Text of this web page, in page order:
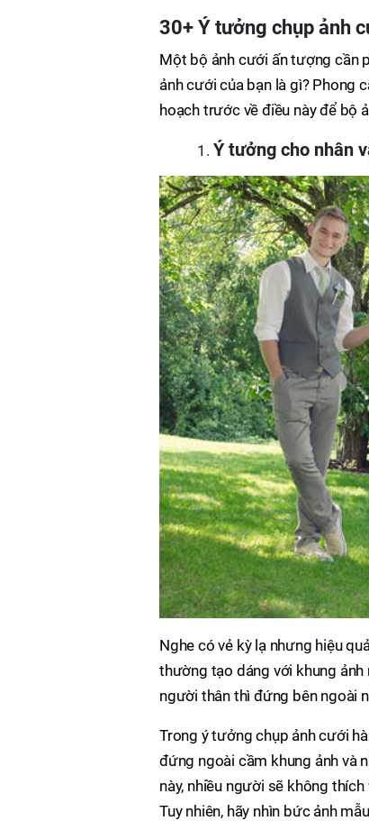
30+ Ý tưởng chụp ảnh
Một bộ ảnh cưới ấn tượng cần
ảnh cưới của bạn là gì? Phong
hoạch trước về điều này để bộ
Ý tưởng cho nhân
Nghe có vẻ kỳ lạ nhưng hiệu
thường tạo dáng với khung
người thân thì đứng bên ngoài
Trong ý tưởng chụp ảnh cưới
đứng ngoài cầm khung ảnh và
này, nhiều người sẽ không
Tuy nhiên, hãy nhìn bức ảnh